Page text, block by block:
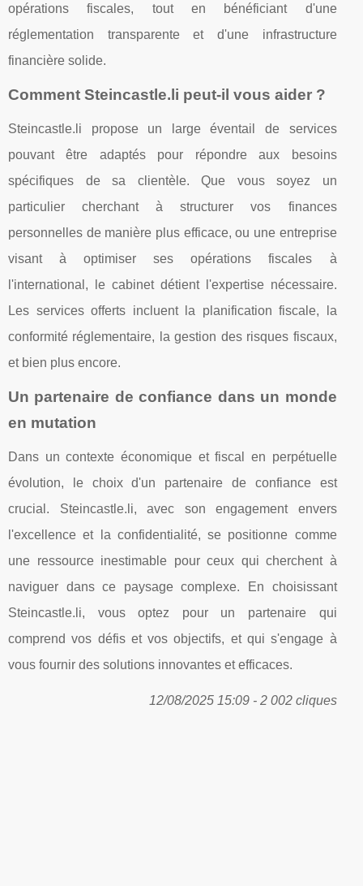
opérations fiscales, tout en bénéficiant d'une
réglementation transparente et d'une infrastructure
financière solide.
Comment Steincastle.li peut-il vous aider ?
Steincastle.li propose un large éventail de services
pouvant être adaptés pour répondre aux besoins
spécifiques de sa clientèle. Que vous soyez un
particulier cherchant à structurer vos finances
personnelles de manière plus efficace, ou une entreprise
visant à optimiser ses opérations fiscales à
l'international, le cabinet détient l'expertise nécessaire.
Les services offerts incluent la planification fiscale, la
conformité réglementaire, la gestion des risques fiscaux,
et bien plus encore.
Un partenaire de confiance dans un monde
en mutation
Dans un contexte économique et fiscal en perpétuelle
évolution, le choix d'un partenaire de confiance est
crucial. Steincastle.li, avec son engagement envers
l'excellence et la confidentialité, se positionne comme
une ressource inestimable pour ceux qui cherchent à
naviguer dans ce paysage complexe. En choisissant
Steincastle.li, vous optez pour un partenaire qui
comprend vos défis et vos objectifs, et qui s'engage à
vous fournir des solutions innovantes et efficaces.
12/08/2025 15:09 - 2 002 cliques